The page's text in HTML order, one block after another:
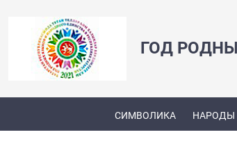
ГОД
СИМВОЛИКА НАРОДЫ